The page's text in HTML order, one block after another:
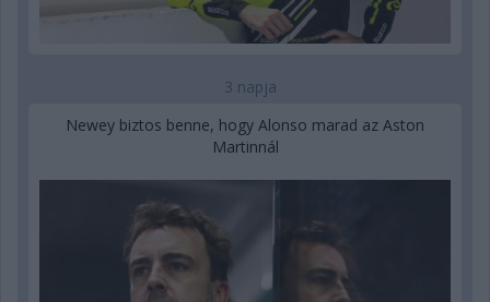
3 napja
Newey biztos benne, hogy Alonso marad az Aston
Martinnál